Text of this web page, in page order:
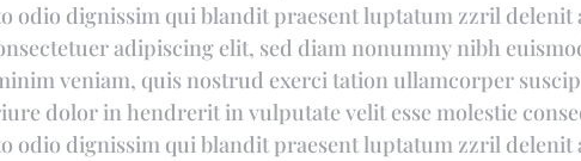
odio dignissim qui blandit praesent luptatum zzril
adipiscing elit, sed diam nonummy nibh
veniam, quis nostrud exerci tation ullamcorper
dolor in hendrerit in vulputate velit esse molestie
odio dignissim qui blandit praesent luptatum zzril